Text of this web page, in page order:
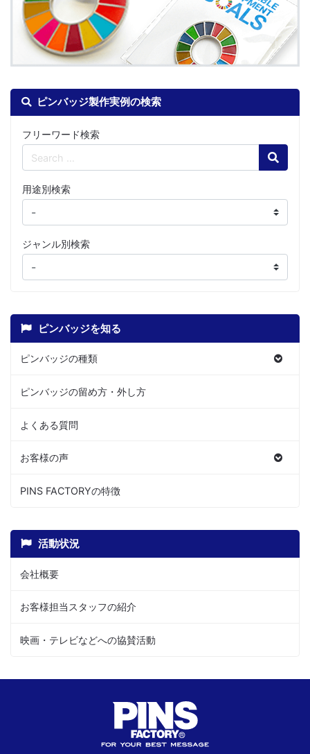
ピンバッジ製作実例の検索
フリーワード検索
Search
用途別検索
ジャンル別検索
ピンバッジを知る
ピンバッジの種類
ピンバッジの留め方・外し方
よくある質問
お客様の声
PINS FACTORYの特徴
活動状況
会社概要
お客様担当スタッフの紹介
映画・テレビなどへの協賛活動